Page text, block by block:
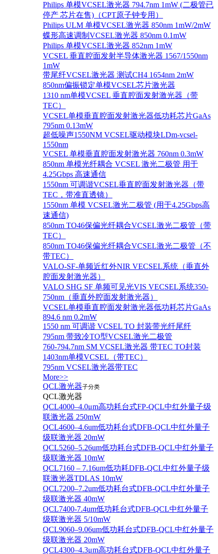
Philips 单模VCSEL激光器 794.7nm 1mW (二极管已
停产 芯片在售)（CPT原子钟专用）
Philips ULM 单模VCSEL激光器 850nm 1mW/2mW
蝶形高速调制VCSEL激光器 850nm 0.1mW
Philips 单模VCSEL激光器 852nm 1mW
VCSEL 垂直腔面发射半导体激光器 1567/1550nm
1mW
带尾纤VCSEL激光器 测试CH4 1654nm 2mW
850nm偏振锁定单模VCSEL芯片激光器
1310 nm单模VCSEL 垂直腔面发射激光器（带
TEC）
VCSEL单模垂直腔面发射激光器低功耗芯片GaAs
795nm 0.13mW
超低噪声1550NM VCSEL驱动模块LDm-vcsel-
1550nm
VCSEL 单模垂直腔面发射激光器 760nm 0.3mW
850nm 单模光纤耦合 VCSEL 激光二极管 用于
4.25Gbps 高速通信
1550nm 可调谐VCSEL垂直腔面发射激光器（带
TEC，带准直透镜）
1550nm 单模 VCSEL激光二极管 (用于4.25Gbps高
速通信)
850nm TO46保偏光纤耦合VCSEL激光二极管（带
TEC）
850nm TO46保偏光纤耦合VCSEL激光二极管（不
带TEC）
VALO-SF-单频近红外NIR VECSEL系统（垂直外
腔面发射激光器）
VALO SHG SF 单频可见光VIS VECSEL系统350-
750nm（垂直外腔面发射激光器）
VCSEL单模垂直腔面发射激光器低功耗芯片GaAs
894.6 nm 0.2mW
1550 nm 可调谐 VCSEL TO 封装带光纤尾纤
795nm 带致冷TO型VCSEL激光二极管
760-794.7nm SM VCSEL激光器 带TEC TO封装
1403nm单模VCSEL（带TEC）
795nm VCSEL激光器带TEC
More>>
QCL激光器子分类
QCL激光器
QCL4000–4.0μm高功耗台式FP-QCL中红外量子级
联激光器 250mW
QCL4600–4.6um低功耗台式DFB-QCL中红外量子
级联激光器 20mW
QCL5260–5.26um低功耗台式DFB-QCL中红外量子
级联激光器 10mW
QCL7160 – 7.16um低功耗DFB-QCL中红外量子级
联激光器TDLAS 10mW
QCL7200–7.2um低功耗台式DFB-QCL中红外量子
级联激光器 40mW
QCL7400-7.4um低功耗台式DFB-QCL中红外量子
级联激光器 5/10mW
QCL9060–9.06um低功耗台式DFB-QCL中红外量子
级联激光器 20mW
QCL4300–4.3μm高功耗台式DFB-QCL中红外量子